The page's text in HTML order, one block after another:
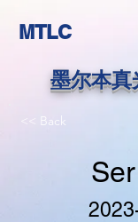
MTLC
墨尔本真
<< Back